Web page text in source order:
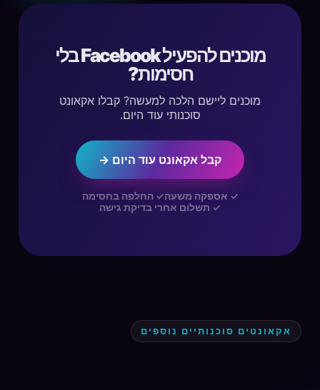
מוכנים להפעיל Facebook בלי
חסימות?
מוכנים ליישם הלכה למעשה? קבלו אקאונט
סוכנותי עוד היום.
קבל אקאונט עוד היום →
✓ אספקה משעה✓ החלפה בחסימה
✓ תשלום אחרי בדיקת גישה
אקאונטים סוכנותיים נוספים